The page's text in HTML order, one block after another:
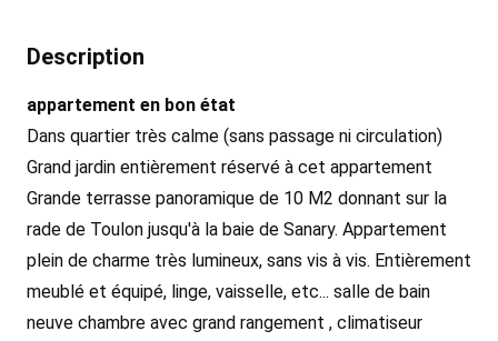
Description
appartement en bon état
Dans quartier très calme (sans passage ni circulation)
Grand jardin entièrement réservé à cet appartement
Grande terrasse panoramique de 10 M2 donnant sur la
rade de Toulon jusqu'à la baie de Sanary. Appartement
plein de charme très lumineux, sans vis à vis. Entièrement
meublé et équipé, linge, vaisselle, etc... salle de bain
neuve chambre avec grand rangement , climatiseur